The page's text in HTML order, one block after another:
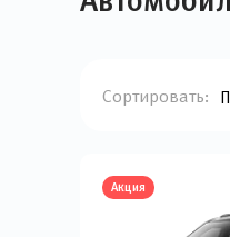
Сортировать:
Акция